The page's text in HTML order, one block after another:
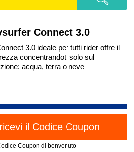
Connect 3.0
3.0 ideale per tutti rider offre il
concentrandoti solo sul
acqua, terra o neve
Coupon di benvenuto